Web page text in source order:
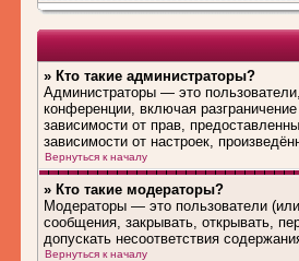
» Кто такие администраторы?
Администраторы — это
конференции, включая
зависимости от прав,
зависимости от настроек,
Вернуться к началу
» Кто такие модераторы?
Модераторы — это пользователи
сообщения, закрывать, открывать,
допускать несоответствия
Вернуться к началу